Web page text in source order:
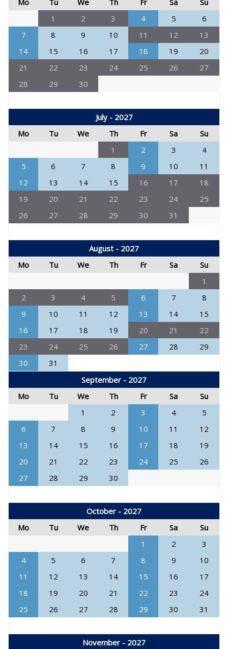
Mo Tu We Th Fr Sa
Su
1
2 3 4 5
6
7
8 9 10 11 12
13
14
15 16 17 18 19
20
21
22 23 24 25 26
27
28
29 30
July - 2027
Mo
Tu We Th Fr Sa
Su
1
2 3
4
5
6 7 8 9 10
11
12
13 14 15 16 17
18
19
20 21 22 23 24
25
26
27 28 29 30 31
August - 2027
Mo
Tu We Th Fr Sa
Su
1
2
3 4 5 6 7
8
9
10 11 12 13 14
15
16
17 18 19 20 21
22
23
24 25 26 27 28
29
30
31
September - 2027
Mo
Tu We Th Fr Sa
Su
1
2 3 4
5
6
7 8 9 10 11
12
13
14 15 16 17 18
19
20
21 22 23 24 25
26
27
28 29 30
October - 2027
Mo
Tu We Th Fr Sa
Su
1
2
3
4
5 6 7 8 9
10
11
12 13 14 15 16
17
18
19 20 21 22 23
24
25
26 27 28 29 30 31
November - 2027